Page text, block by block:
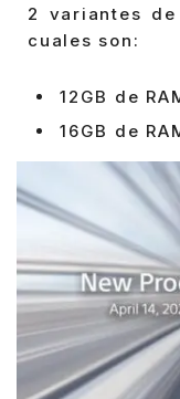
2 variantes de
cuales son:
12GB de
16GB de